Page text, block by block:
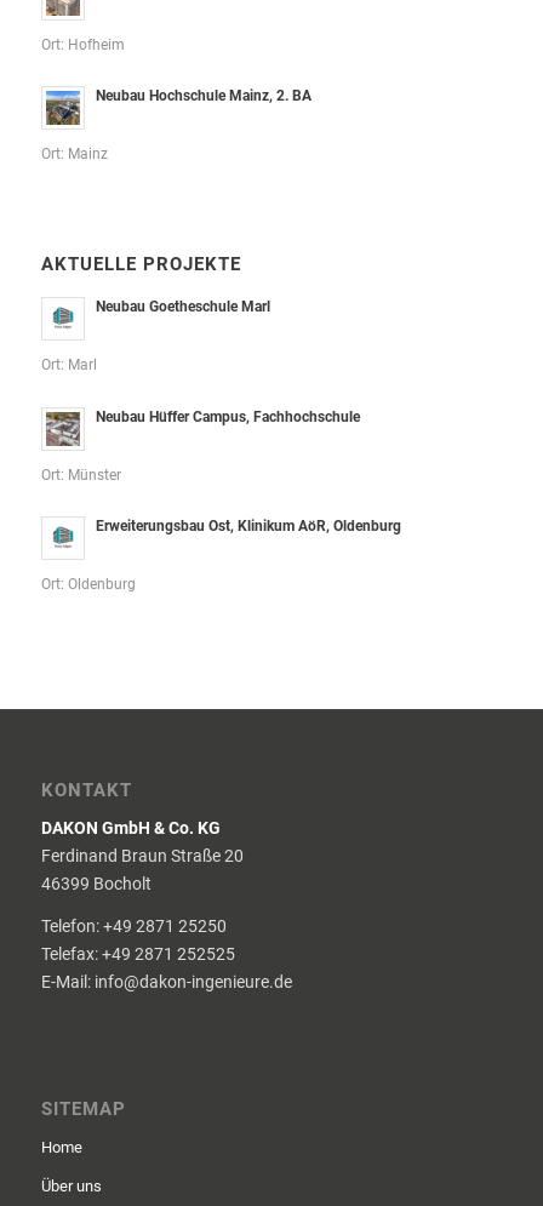
Ort: Hofheim
Neubau Hochschule Mainz, 2. BA
Ort: Mainz
AKTUELLE PROJEKTE
Neubau Goetheschule Marl
Ort: Marl
Neubau Hüffer Campus, Fachhochschule
Ort: Münster
Erweiterungsbau Ost, Klinikum AöR, Oldenburg
Ort: Oldenburg
KONTAKT
DAKON GmbH & Co. KG
Ferdinand Braun Straße 20
46399 Bocholt
Telefon: +49 2871 25250
Telefax: +49 2871 252525
E-Mail: info@dakon-ingenieure.de
SITEMAP
Home
Über uns